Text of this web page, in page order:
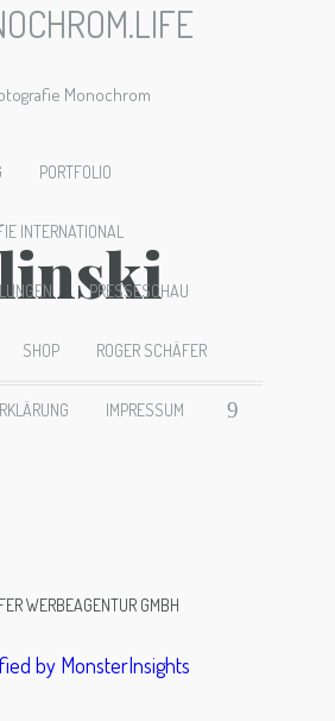
Monochrom
PORTFOLIO
INTERNATIONAL
PRESSESCHAU
SHOP ROGER SCHÄFER
IMPRESSUM
WERBEAGENTUR GMBH